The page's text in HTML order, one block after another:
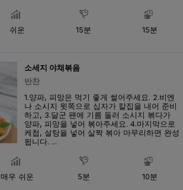
쉬운 15분 15분
소세지 야채볶음
반찬
1.양파, 피망은 먹기 좋게 썰어주세요. 2.비엔
나 소시지 윗쪽으로 십자가 칼집을 내어 준비
하고, 3.달군 팬에 기름 둘러 소시지 볶다가
양파, 피망을 넣어 볶아주세요. 4.마지막으로
케첩, 설탕을 넣어 살짝 볶아 마무리하면 완성
됩니다. ...
매우 쉬운 5분 10분